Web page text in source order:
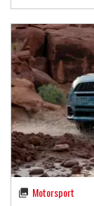
Motorsport